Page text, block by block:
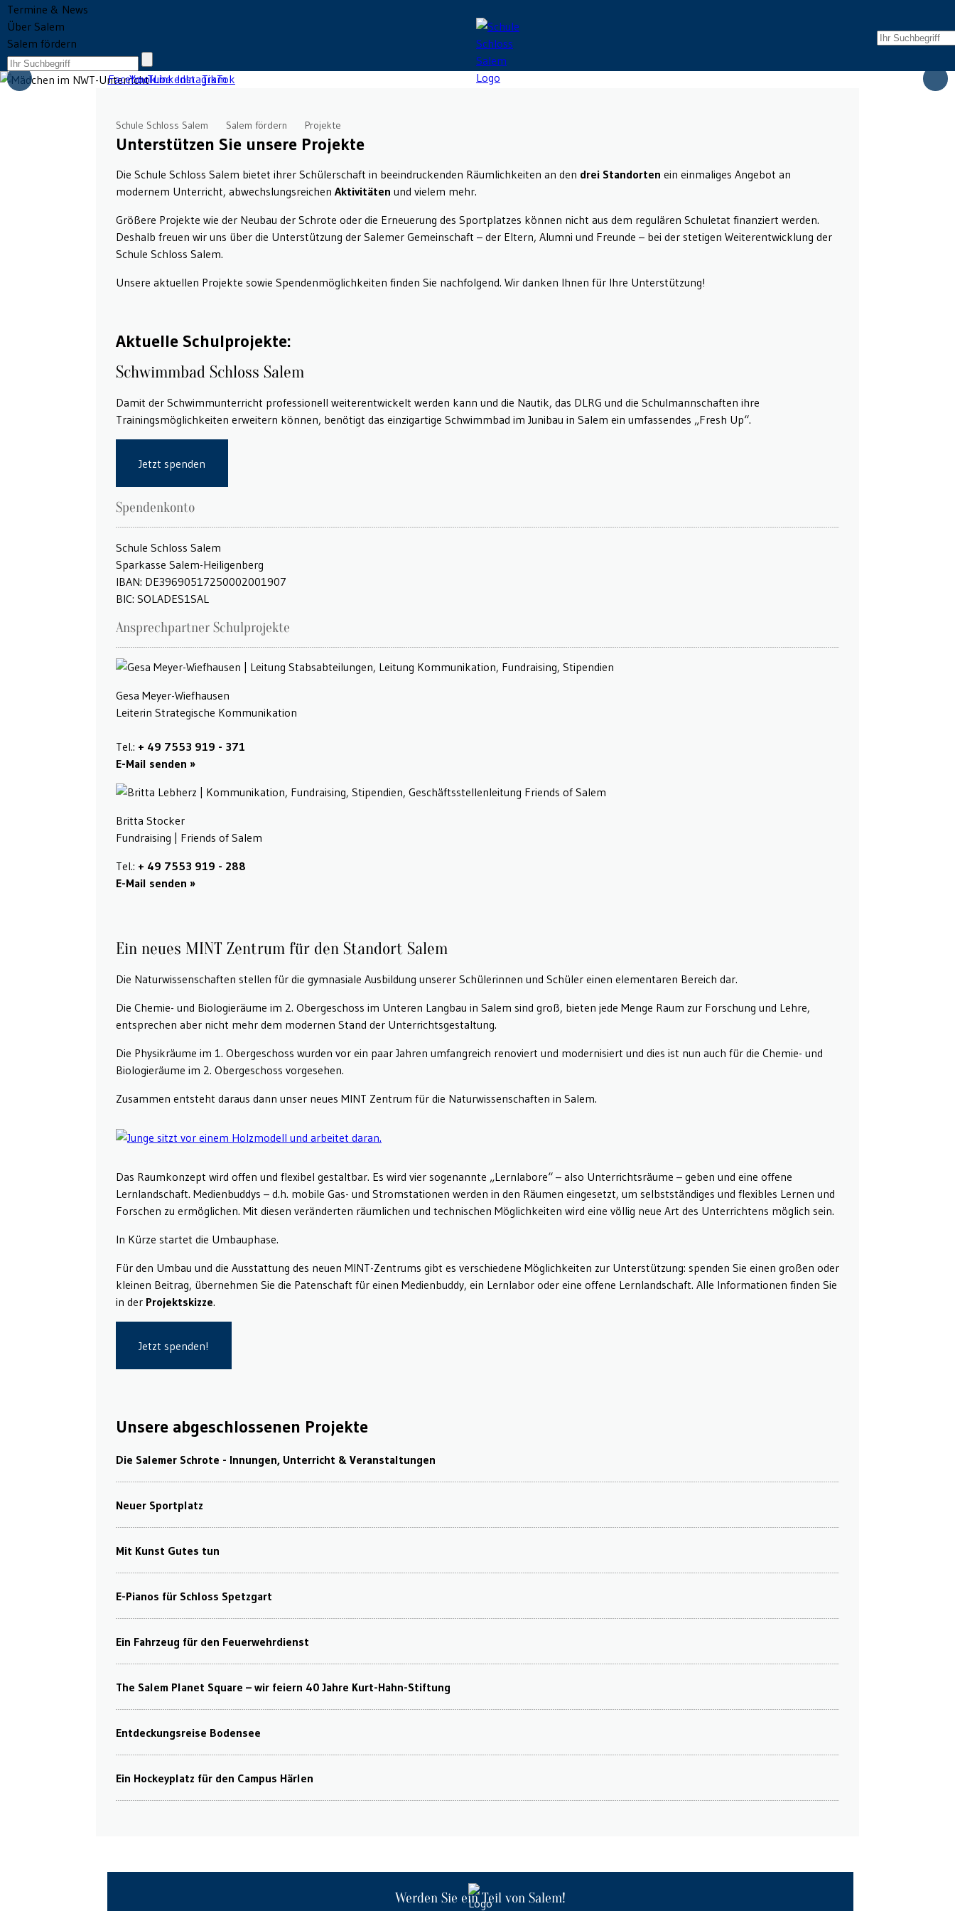
Termine & News
Über Salem
Salem fördern
Schule Schloss Salem Salem fördern Projekte
Unterstützen Sie unsere Projekte
Die Schule Schloss Salem bietet ihrer Schülerschaft in beeindruckenden Räumlichkeiten an den drei Standorten ein einmaliges Angebot an
modernem Unterricht, abwechslungsreichen Aktivitäten und vielem mehr.
Größere Projekte wie der Neubau der Schrote oder die Erneuerung des Sportplatzes können nicht aus dem regulären Schuletat finanziert werden.
Deshalb freuen wir uns über die Unterstützung der Salemer Gemeinschaft – der Eltern, Alumni und Freunde – bei der stetigen Weiterentwicklung der
Schule Schloss Salem.
Unsere aktuellen Projekte sowie Spendenmöglichkeiten finden Sie nachfolgend. Wir danken Ihnen für Ihre Unterstützung!
Aktuelle Schulprojekte:
Schwimmbad Schloss Salem
Damit der Schwimmunterricht professionell weiterentwickelt werden kann und die Nautik, das DLRG und die Schulmannschaften ihre
Trainingsmöglichkeiten erweitern können, benötigt das einzigartige Schwimmbad im Junibau in Salem ein umfassendes „Fresh Up“.
Jetzt spenden
Spendenkonto
Schule Schloss Salem
Sparkasse Salem-Heiligenberg
IBAN: DE39690517250002001907
BIC: SOLADES1SAL
Ansprechpartner Schulprojekte
Gesa Meyer-Wiefhausen
Leiterin Strategische Kommunikation
Tel.: + 49 7553 919 - 371
E-Mail senden
Britta Stocker
Fundraising | Friends of Salem
Tel.: + 49 7553 919 - 288
E-Mail senden
Ein neues MINT Zentrum für den Standort Salem
Die Naturwissenschaften stellen für die gymnasiale Ausbildung unserer Schülerinnen und Schüler einen elementaren Bereich dar.
Die Chemie- und Biologieräume im 2. Obergeschoss im Unteren Langbau in Salem sind groß, bieten jede Menge Raum zur Forschung und Lehre,
entsprechen aber nicht mehr dem modernen Stand der Unterrichtsgestaltung.
Die Physikräume im 1. Obergeschoss wurden vor ein paar Jahren umfangreich renoviert und modernisiert und dies ist nun auch für die Chemie- und
Biologieräume im 2. Obergeschoss vorgesehen.
Zusammen entsteht daraus dann unser neues MINT Zentrum für die Naturwissenschaften in Salem.
Das Raumkonzept wird offen und flexibel gestaltbar. Es wird vier sogenannte „Lernlabore“ – also Unterrichtsräume – geben und eine offene
Lernlandschaft. Medienbuddys – d.h. mobile Gas- und Stromstationen werden in den Räumen eingesetzt, um selbstständiges und flexibles Lernen und
Forschen zu ermöglichen. Mit diesen veränderten räumlichen und technischen Möglichkeiten wird eine völlig neue Art des Unterrichtens möglich sein.
In Kürze startet die Umbauphase.
Für den Umbau und die Ausstattung des neuen MINT-Zentrums gibt es verschiedene Möglichkeiten zur Unterstützung: spenden Sie einen großen oder
kleinen Beitrag, übernehmen Sie die Patenschaft für einen Medienbuddy, ein Lernlabor oder eine offene Lernlandschaft. Alle Informationen finden Sie
in der Projektskizze.
Jetzt spenden!
Unsere abgeschlossenen Projekte
Die Salemer Schrote - Innungen, Unterricht & Veranstaltungen
Neuer Sportplatz
Mit Kunst Gutes tun
E-Pianos für Schloss Spetzgart
Ein Fahrzeug für den Feuerwehrdienst
The Salem Planet Square – wir feiern 40 Jahre Kurt-Hahn-Stiftung
Entdeckungsreise Bodensee
Ein Hockeyplatz für den Campus Härlen
Werden Sie ein Teil von Salem!